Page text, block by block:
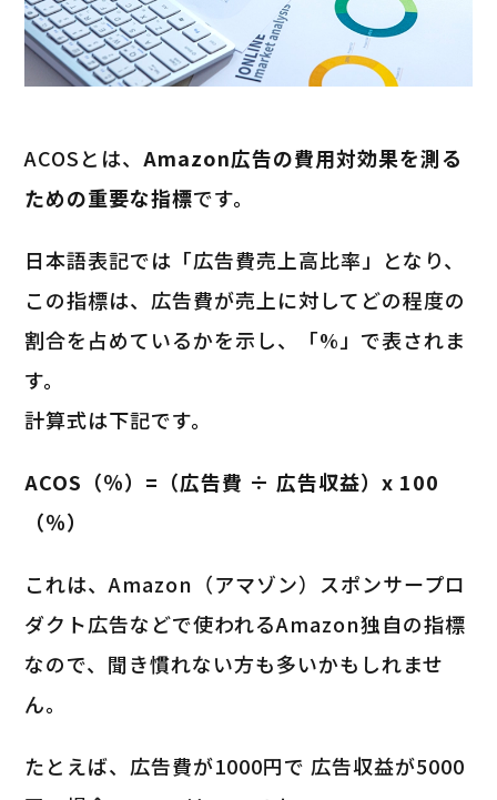
ACOSとは、Amazon広告の費用対効果を測る
ための重要な指標です。
日本語表記では「広告費売上高比率」となり、
この指標は、広告費が売上に対してどの程度の
割合を占めているかを示し、「%」で表されま
す。
計算式は下記です。
ACOS（％）=（広告費 ÷ 広告収益）x 100
（％）
これは、Amazon（アマゾン）スポンサープロ
ダクト広告などで使われるAmazon独自の指標
なので、聞き慣れない方も多いかもしれませ
ん。
たとえば、広告費が1000円で 広告収益が5000